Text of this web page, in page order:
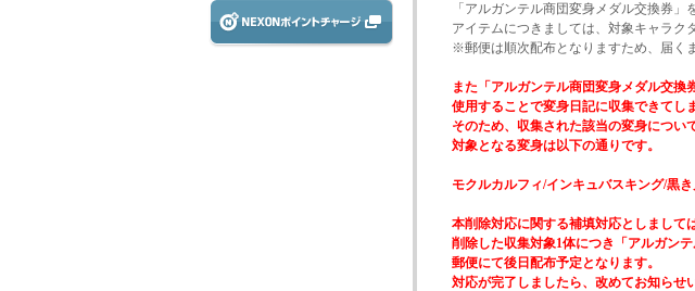
「アルガンテル商団変身メダル交換券」
アイテムにつきましては、対象キャラク
※郵便は順次配布となりますため、届く
また「アルガンテル商団変身メダル交換
使用することで変身日記に収集できてし
そのため、収集された該当の変身につい
対象となる変身は以下の通りです。
モクルカルフィ/インキュバスキング/黒
本削除対応に関する補填対応としましては
削除した収集対象1体につき「アルガン
郵便にて後日配布予定となります。
対応が完了しましたら、改めてお知らせ